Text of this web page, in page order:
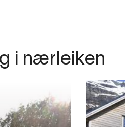
i nærleiken